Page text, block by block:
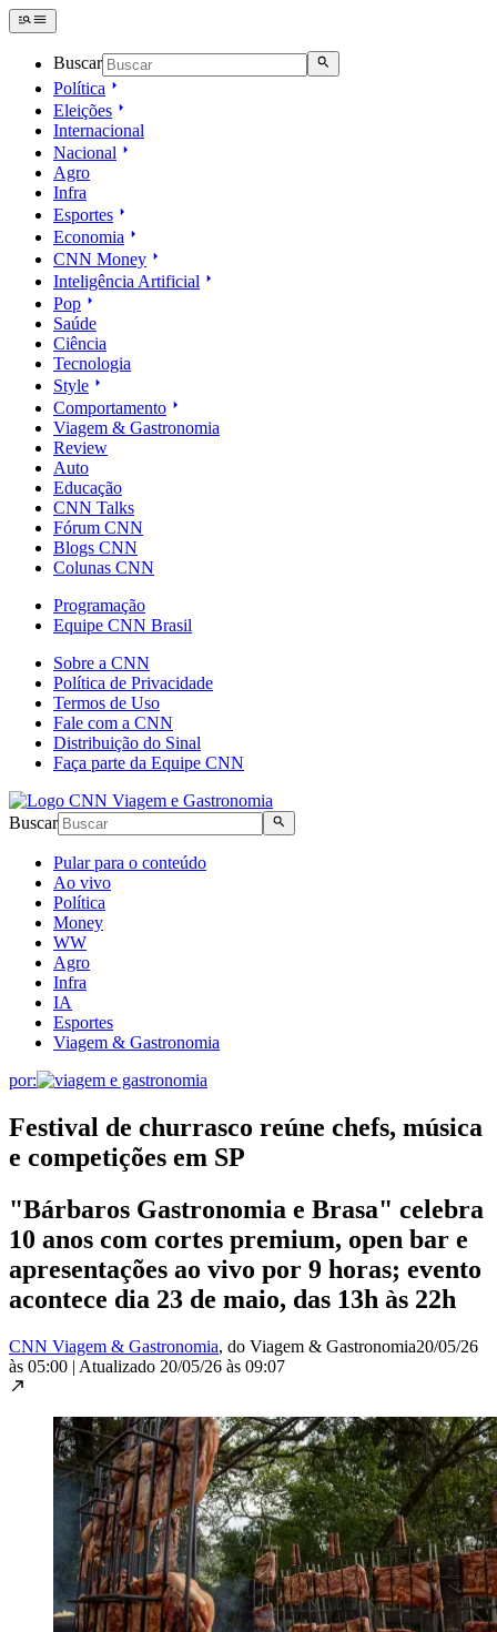
Buscar
Política
Eleições
Internacional
Nacional
Agro
Infra
Esportes
Economia
CNN Money
Inteligência Artificial
Pop
Saúde
Ciência
Tecnologia
Style
Comportamento
Viagem & Gastronomia
Review
Auto
Educação
CNN Talks
Fórum CNN
Blogs CNN
Colunas CNN
Programação
Equipe CNN Brasil
Sobre a CNN
Política de Privacidade
Termos de Uso
Fale com a CNN
Distribuição do Sinal
Faça parte da Equipe CNN
Buscar
Pular para o conteúdo
Ao vivo
Política
Money
WW
Agro
Infra
IA
Esportes
Viagem & Gastronomia
por:
Festival de churrasco reúne chefs, música
e competições em SP
"Bárbaros Gastronomia e Brasa" celebra
10 anos com cortes premium, open bar e
apresentações ao vivo por 9 horas; evento
acontece dia 23 de maio, das 13h às 22h
CNN Viagem & Gastronomia, do Viagem & Gastronomia20/05/26
às 05:00 | Atualizado 20/05/26 às 09:07